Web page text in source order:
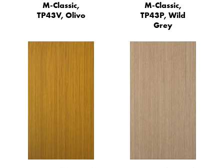
M-Classic,
TP43V, Olivo
M-Classic,
TP43P, Wild
Grey